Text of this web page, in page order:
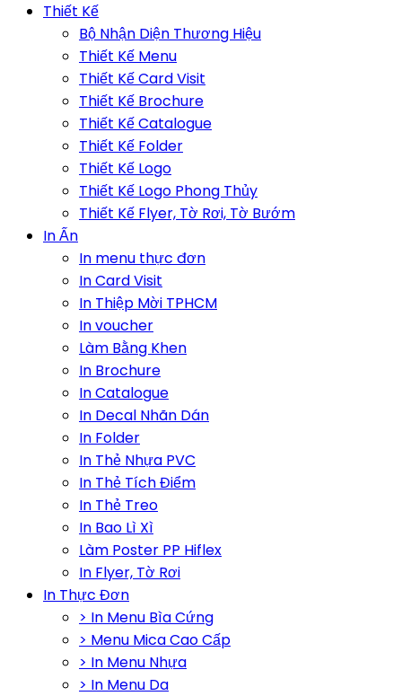
Thiết Kế
Bộ Nhận Diện Thương Hiệu
Thiết Kế Menu
Thiết Kế Card Visit
Thiết Kế Brochure
Thiết Kế Catalogue
Thiết Kế Folder
Thiết Kế Logo
Thiết Kế Logo Phong Thủy
Thiết Kế Flyer, Tờ Rơi, Tờ Bướm
In Ấn
In menu thực đơn
In Card Visit
In Thiệp Mời TPHCM
In voucher
Làm Bằng Khen
In Brochure
In Catalogue
In Decal Nhãn Dán
In Folder
In Thẻ Nhựa PVC
In Thẻ Tích Điểm
In Thẻ Treo
In Bao Lì Xì
Làm Poster PP Hiflex
In Flyer, Tờ Rơi
In Thực Đơn
> In Menu Bìa Cứng
> Menu Mica Cao Cấp
> In Menu Nhựa
> In Menu Da